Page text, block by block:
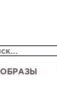
ОБРАЗЫ